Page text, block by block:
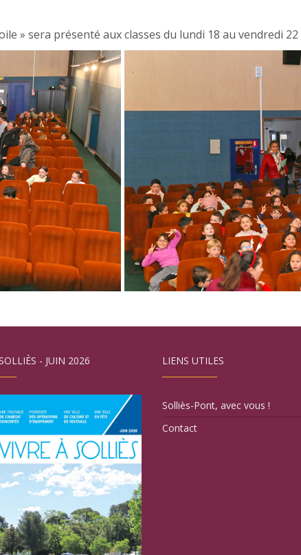
» sera présenté aux classes du lundi 18 au vendredi 22
- JUIN 2026 LIENS UTILES
Solliès-Pont, avec vous !
Contact